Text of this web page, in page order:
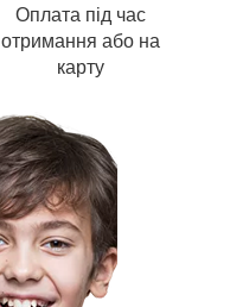
Оплата під час
отримання або на
карту